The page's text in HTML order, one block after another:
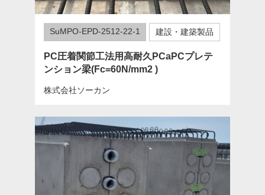
SuMPO-EPD-2512-22-1 建設・建築製品
PC圧着関節工法用高耐久PCaPCプレテ
ンション梁(Fc=60N/mm2 )
株式会社ソーカン